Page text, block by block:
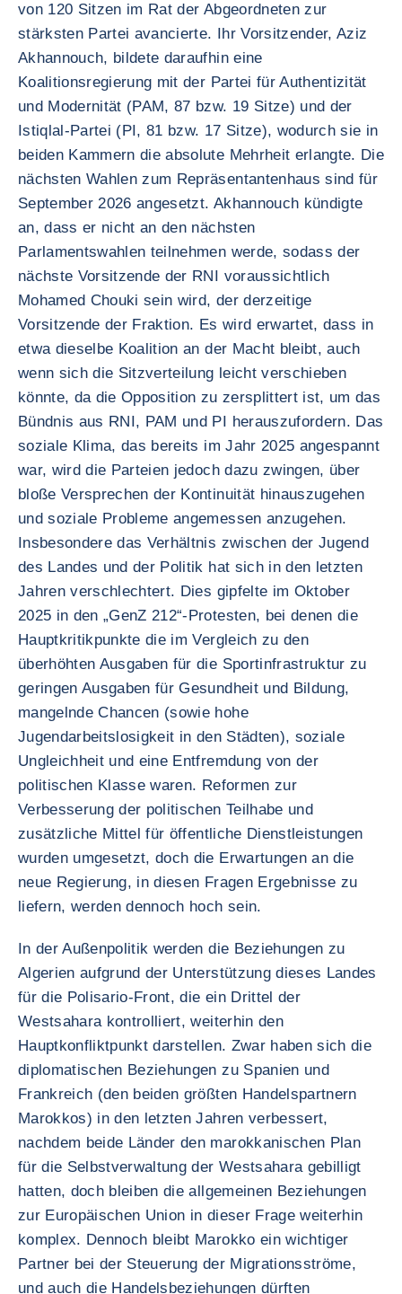
von 120 Sitzen im Rat der Abgeordneten zur
stärksten Partei avancierte. Ihr Vorsitzender, Aziz
Akhannouch, bildete daraufhin eine
Koalitionsregierung mit der Partei für Authentizität
und Modernität (PAM, 87 bzw. 19 Sitze) und der
Istiqlal-Partei (PI, 81 bzw. 17 Sitze), wodurch sie in
beiden Kammern die absolute Mehrheit erlangte. Die
nächsten Wahlen zum Repräsentantenhaus sind für
September 2026 angesetzt. Akhannouch kündigte
an, dass er nicht an den nächsten
Parlamentswahlen teilnehmen werde, sodass der
nächste Vorsitzende der RNI voraussichtlich
Mohamed Chouki sein wird, der derzeitige
Vorsitzende der Fraktion. Es wird erwartet, dass in
etwa dieselbe Koalition an der Macht bleibt, auch
wenn sich die Sitzverteilung leicht verschieben
könnte, da die Opposition zu zersplittert ist, um das
Bündnis aus RNI, PAM und PI herauszufordern. Das
soziale Klima, das bereits im Jahr 2025 angespannt
war, wird die Parteien jedoch dazu zwingen, über
bloße Versprechen der Kontinuität hinauszugehen
und soziale Probleme angemessen anzugehen.
Insbesondere das Verhältnis zwischen der Jugend
des Landes und der Politik hat sich in den letzten
Jahren verschlechtert. Dies gipfelte im Oktober
2025 in den „GenZ 212“-Protesten, bei denen die
Hauptkritikpunkte die im Vergleich zu den
überhöhten Ausgaben für die Sportinfrastruktur zu
geringen Ausgaben für Gesundheit und Bildung,
mangelnde Chancen (sowie hohe
Jugendarbeitslosigkeit in den Städten), soziale
Ungleichheit und eine Entfremdung von der
politischen Klasse waren. Reformen zur
Verbesserung der politischen Teilhabe und
zusätzliche Mittel für öffentliche Dienstleistungen
wurden umgesetzt, doch die Erwartungen an die
neue Regierung, in diesen Fragen Ergebnisse zu
liefern, werden dennoch hoch sein.
In der Außenpolitik werden die Beziehungen zu
Algerien aufgrund der Unterstützung dieses Landes
für die Polisario-Front, die ein Drittel der
Westsahara kontrolliert, weiterhin den
Hauptkonfliktpunkt darstellen. Zwar haben sich die
diplomatischen Beziehungen zu Spanien und
Frankreich (den beiden größten Handelspartnern
Marokkos) in den letzten Jahren verbessert,
nachdem beide Länder den marokkanischen Plan
für die Selbstverwaltung der Westsahara gebilligt
hatten, doch bleiben die allgemeinen Beziehungen
zur Europäischen Union in dieser Frage weiterhin
komplex. Dennoch bleibt Marokko ein wichtiger
Partner bei der Steuerung der Migrationsströme,
und auch die Handelsbeziehungen dürften